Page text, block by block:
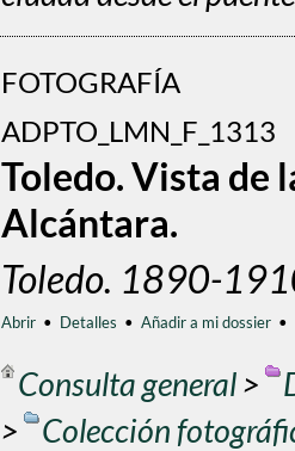
FOTOGRAFÍA
ADPTO_LMN_F_1313
Toledo. Vista de
Alcántara.
Toledo. 1890-
Abrir • Detalles • Añadir a mi dossier •
Consulta general>
>
Colección